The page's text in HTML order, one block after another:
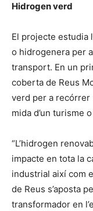
Hidrogen verd
El projecte estudia
o hidrogenera per
transport. En un
coberta de Reus
verd per a recórrer
mida d’un turisme
“L’hidrogen
impacte en tota la
industrial així com
de Reus s’aposta
transformador en